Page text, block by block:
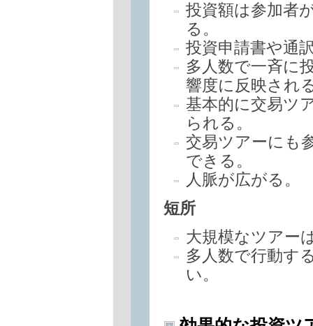
投資額は参加者
る。
投資申請書や通
多人数で一斉に
響度に反映され
基本的に交易ツ
られる。
交易ツアーにも
できる。
人脈が広がる。
短所
大規模なツアー
多人数で行動す
い。